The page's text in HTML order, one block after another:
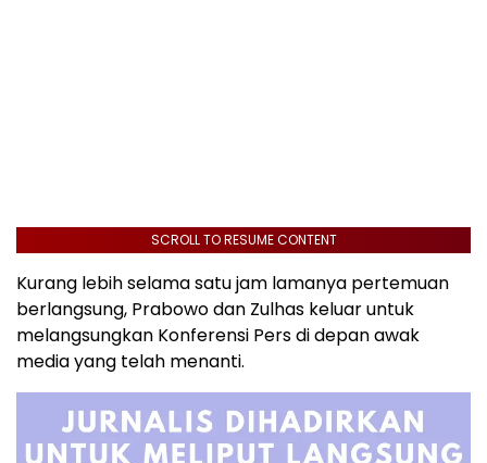
SCROLL TO RESUME CONTENT
Kurang lebih selama satu jam lamanya pertemuan
berlangsung, Prabowo dan Zulhas keluar untuk
melangsungkan Konferensi Pers di depan awak
media yang telah menanti.